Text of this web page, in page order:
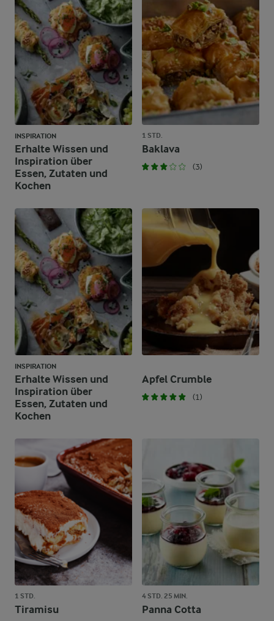
INSPIRATION
Erhalte Wissen und
Inspiration über
Essen, Zutaten und
Kochen
1 STD.
Baklava
(3)
INSPIRATION
Erhalte Wissen und
Inspiration über
Essen, Zutaten und
Kochen
Apfel Crumble
(1)
1 STD.
Tiramisu
4 STD. 25 MIN.
Panna Cotta